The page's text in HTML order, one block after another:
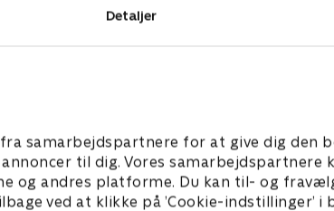
Detaljer
samarbejdspartnere for at give dig den
til dig. Vores samarbejdspartnere
og andres platforme. Du kan til- og
ved at klikke på ’Cookie-indstillinger’ i
mobberen
være kreative
Wifi er hun overbevist om,